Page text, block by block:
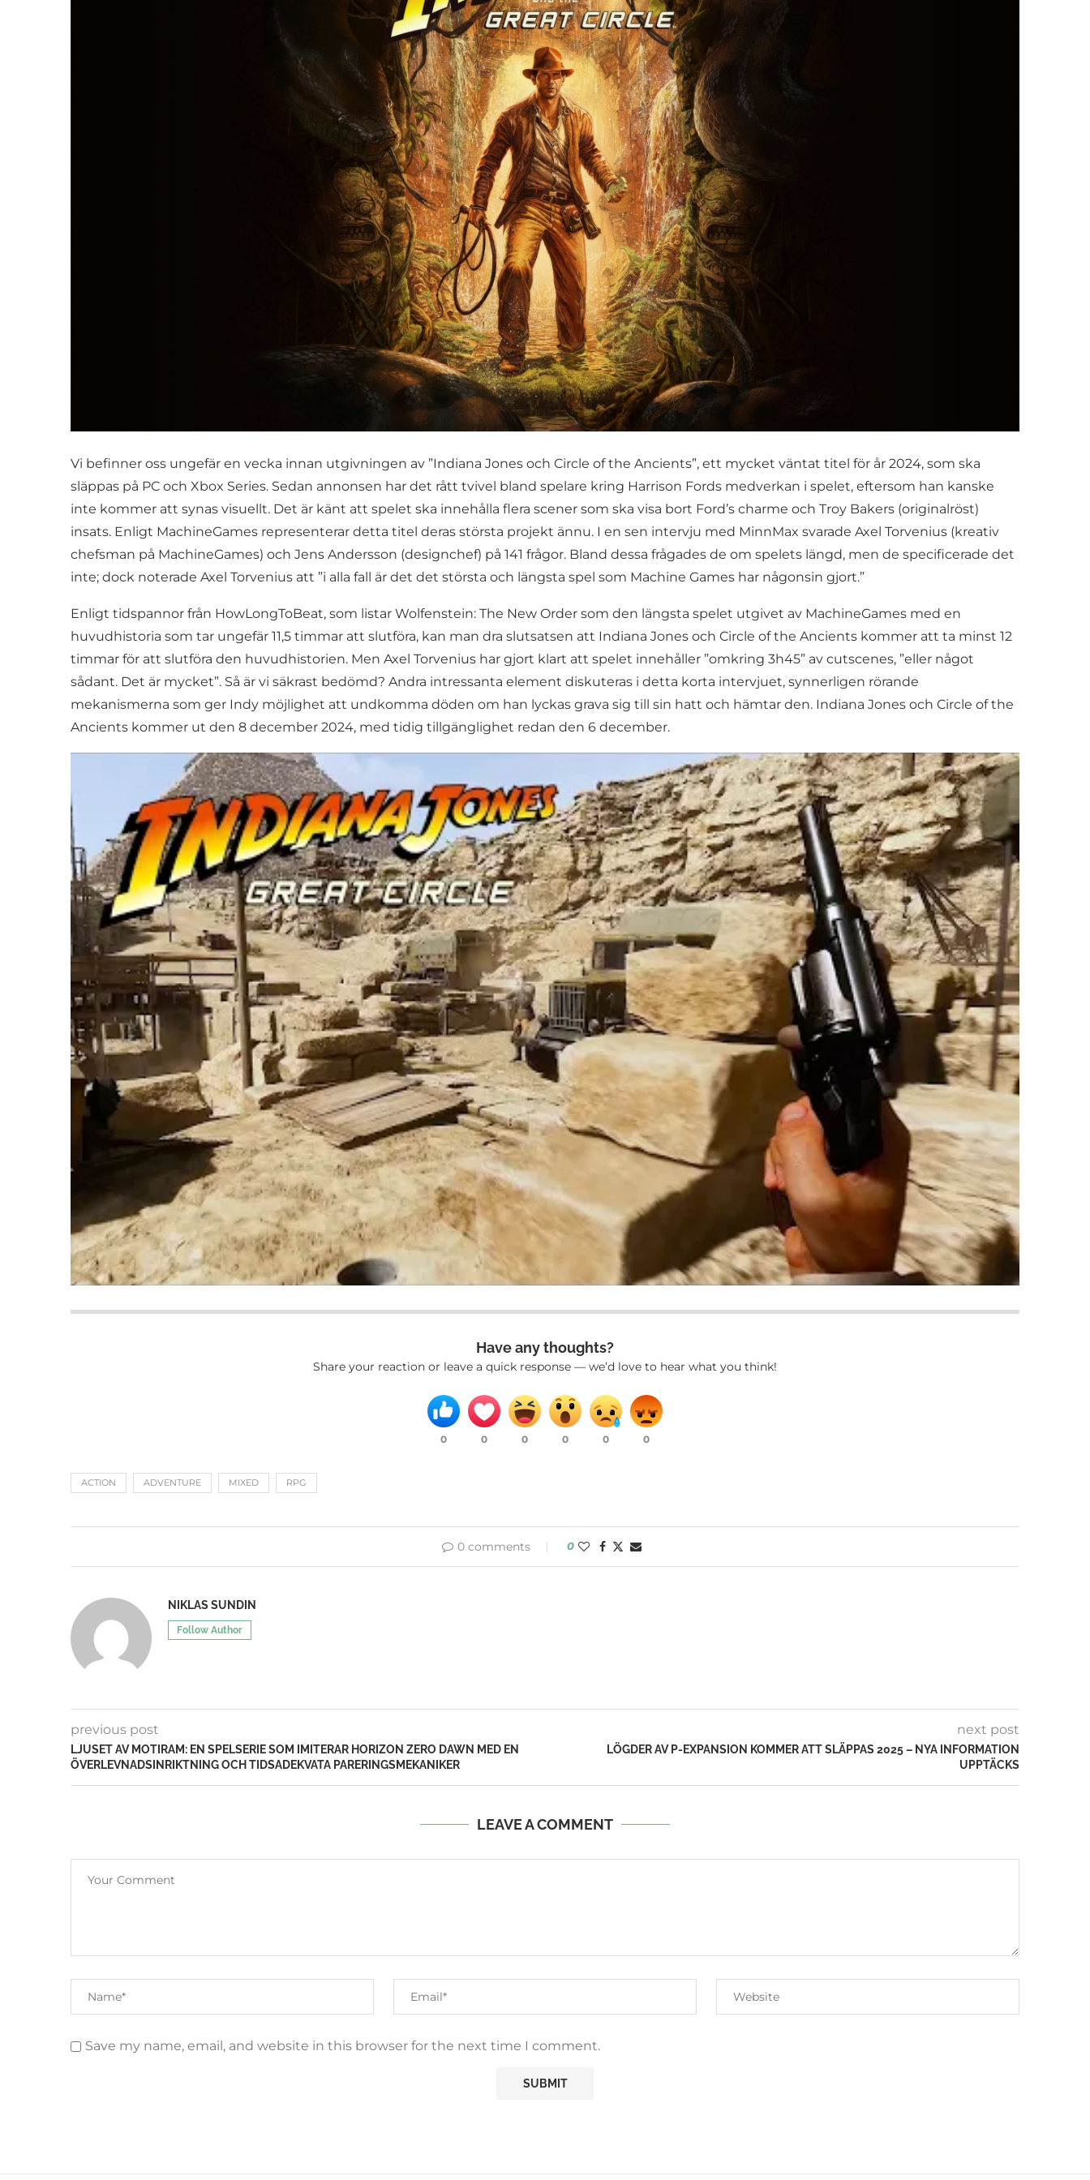
Vi befinner oss ungefär en vecka innan utgivningen av ”Indiana Jones och Circle of the Ancients”, ett mycket väntat titel för år 2024, som ska
släppas på PC och Xbox Series. Sedan annonsen har det rått tvivel bland spelare kring Harrison Fords medverkan i spelet, eftersom han kanske
inte kommer att synas visuellt. Det är känt att spelet ska innehålla flera scener som ska visa bort Ford’s charme och Troy Bakers (originalröst)
insats. Enligt MachineGames representerar detta titel deras största projekt ännu. I en sen intervju med MinnMax svarade Axel Torvenius (kreativ
chefsman på MachineGames) och Jens Andersson (designchef) på 141 frågor. Bland dessa frågades de om spelets längd, men de specificerade det
inte; dock noterade Axel Torvenius att ”i alla fall är det det största och längsta spel som Machine Games har någonsin gjort.”
Enligt tidspannor från HowLongToBeat, som listar Wolfenstein: The New Order som den längsta spelet utgivet av MachineGames med en
huvudhistoria som tar ungefär 11,5 timmar att slutföra, kan man dra slutsatsen att Indiana Jones och Circle of the Ancients kommer att ta minst 12
timmar för att slutföra den huvudhistorien. Men Axel Torvenius har gjort klart att spelet innehåller ”omkring 3h45” av cutscenes, ”eller något
sådant. Det är mycket”. Så är vi säkrast bedömd? Andra intressanta element diskuteras i detta korta intervjuet, synnerligen rörande
mekanismerna som ger Indy möjlighet att undkomma döden om han lyckas grava sig till sin hatt och hämtar den. Indiana Jones och Circle of the
Ancients kommer ut den 8 december 2024, med tidig tillgänglighet redan den 6 december.
Have any thoughts?
Share your reaction or leave a quick response — we’d love to hear what you think!
0 0 0 0 0 0
ACTION ADVENTURE MIXED RPG
0 comments 0
NIKLAS SUNDIN
Follow Author
previous post
LJUSET AV MOTIRAM: EN SPELSERIE SOM IMITERAR HORIZON ZERO DAWN MED EN
ÖVERLEVNADSINRIKTNING OCH TIDSADEKVATA PARERINGSMEKANIKER
next post
LÖGDER AV P-EXPANSION KOMMER ATT SLÄPPAS 2025 – NYA INFORMATION
UPPTÄCKS
LEAVE A COMMENT
Save my name, email, and website in this browser for the next time I comment.